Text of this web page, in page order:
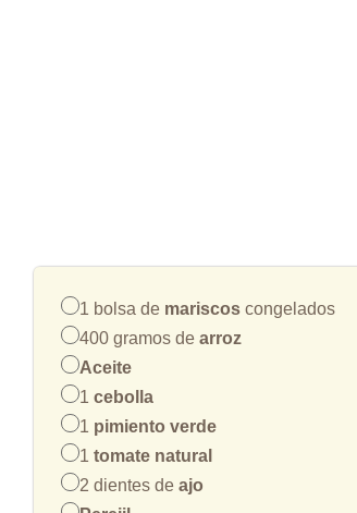
1 bolsa de mariscos congelados
400 gramos de arroz
Aceite
1 cebolla
1 pimiento verde
1 tomate natural
2 dientes de ajo